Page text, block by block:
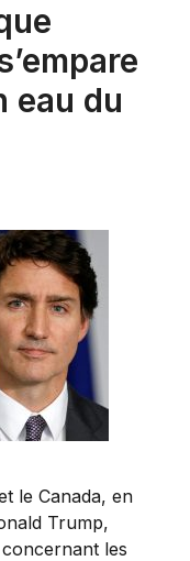
eau du
le Canada, en
Trump,
les